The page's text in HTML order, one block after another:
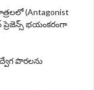
(Antagonist
ప్రెజెన్స్ భయంకరంగా
పొరలను